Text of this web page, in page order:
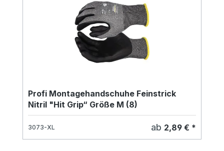
Profi Montagehandschuhe Feinstrick
Nitril "Hit Grip“ Größe M (8)
3073-XL ab 2,89 € *